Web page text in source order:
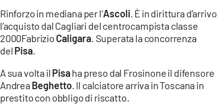
Rinforzo in mediana per l’Ascoli . È in dirittura d’arrivo
l’acquisto dal Cagliari del centrocampista classe
2000Fabrizio Caligara. Superata la concorrenza
del Pisa
A sua volta il Pisaha preso dal Frosinone il difensore
Andrea Beghetto. Il calciatore arriva in Toscana in
prestito con obbligo di riscatto.